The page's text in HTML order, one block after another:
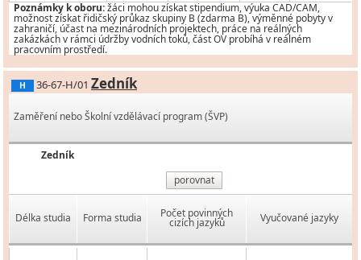
Poznámky k oboru:žáci mohou získat stipendium, výuka CAD/CAM,
možnost získat řidičský průkaz skupiny B (zdarma B), výměnné pobyty v
zahraničí, účast na mezinárodních projektech, práce na reálných
zakázkách v rámci údržby vodních toků, část OV probíhá v reálném
pracovním prostředí.
H 36-67-H/01 Zedník
Zaměření nebo Školní vzdělávací program (ŠVP)
Zedník
porovnat
Délka studia Forma studia Počet povinných
cizích jazyků Vyučované jazyky